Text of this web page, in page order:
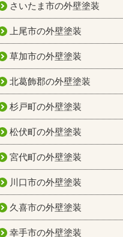
さいたま市の外壁塗装
上尾市の外壁塗装
草加市の外壁塗装
北葛飾郡の外壁塗装
杉戸町の外壁塗装
松伏町の外壁塗装
宮代町の外壁塗装
川口市の外壁塗装
久喜市の外壁塗装
幸手市の外壁塗装